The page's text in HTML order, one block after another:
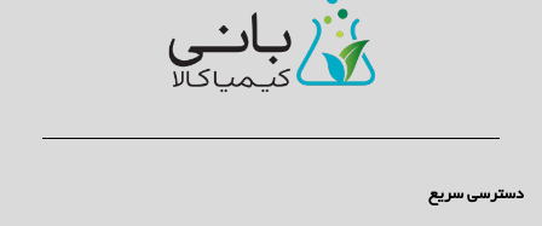
دسترسی سریع